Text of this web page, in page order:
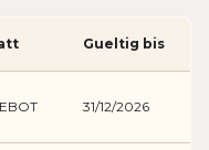
Gueltig bis
31/12/2026